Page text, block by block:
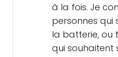
à la fois. Je
personnes
la batterie, ou
qui souhaitent